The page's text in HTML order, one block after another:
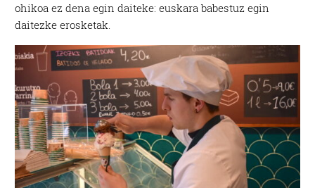
ohikoa ez dena egin daiteke: euskara babestuz egin
daitezke erosketak.